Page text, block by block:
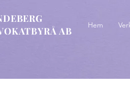
AB
Hem